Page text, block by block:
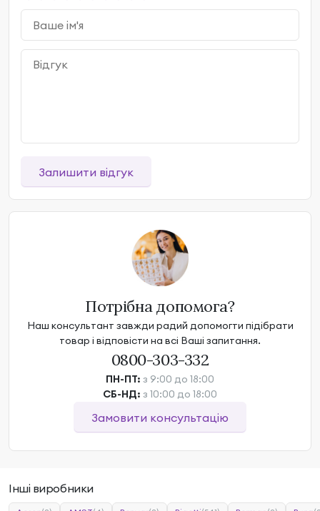
Залишити відгук
Потрібна допомога?
Наш консультант завжди радий допомогти підібрати
товар і відповісти на всі Ваші запитання.
0800-303-332
ПН-ПТ: з 9:00 до 18:00
СБ-НД: з 10:00 до 18:00
Замовити консультацію
Інші виробники